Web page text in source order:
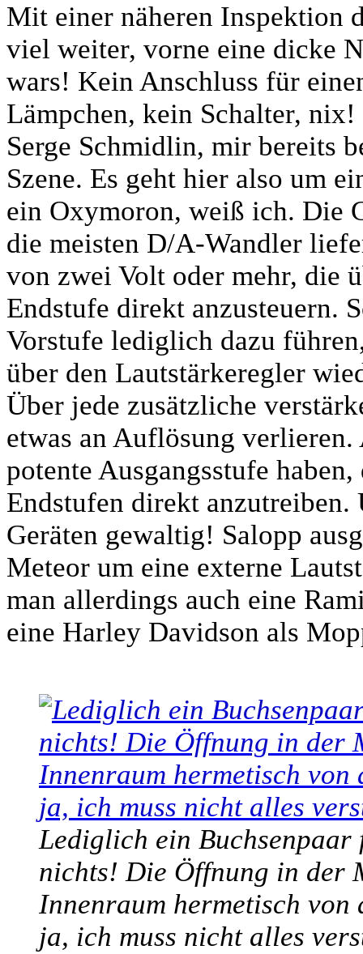
Mit einer näheren Inspektion
viel weiter, vorne eine dicke
wars! Kein Anschluss für
Lämpchen, kein Schalter,
Serge Schmidlin, mir bereits
Szene. Es geht hier also um
ein Oxymoron, weiß ich. Die
die meisten D/A-Wandler
von zwei Volt oder mehr, die
Endstufe direkt anzusteuern.
Vorstufe lediglich dazu
über den Lautstärkeregler
Über jede zusätzliche
etwas an Auflösung
potente Ausgangsstufe
Endstufen direkt anzutreiben.
Geräten gewaltig! Salopp
Meteor um eine externe
man allerdings auch eine
eine Harley Davidson als
Lediglich ein Buchsenpaar
nichts! Die Öffnung in der
Innenraum hermetisch von
ja, ich muss nicht alles